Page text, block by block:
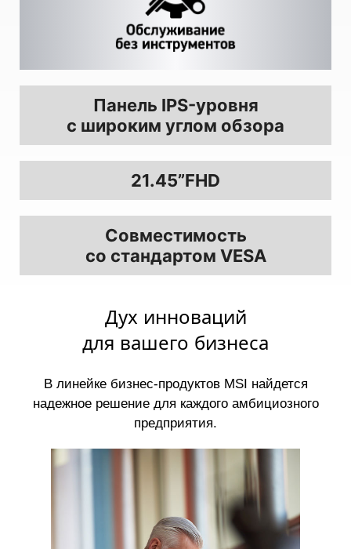
Панель IPS-уровня
с широким углом обзора
21.45”FHD
Совместимость
со стандартом VESA
Дух инноваций
для вашего бизнеса
В линейке бизнес-продуктов MSI найдется
надежное решение для каждого амбициозного
предприятия.